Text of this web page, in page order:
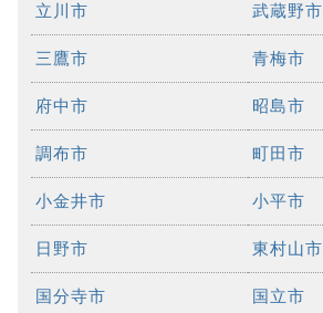
立川市 武蔵野市
三鷹市 青梅市
府中市 昭島市
調布市 町田市
小金井市 小平市
日野市 東村山市
国分寺市 国立市